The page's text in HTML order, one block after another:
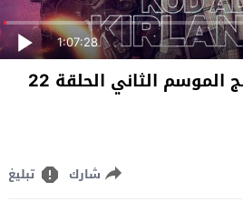
1:07:28
مسلسل الرمز كرلانج الموسم الثاني الحلقة 22
شارك تبليغ